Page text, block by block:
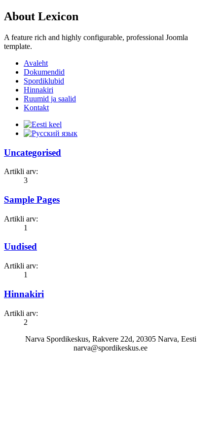
About Lexicon
A feature rich and highly configurable, professional Joomla
template.
Avaleht
Dokumendid
Spordiklubid
Hinnakiri
Ruumid ja saalid
Kontakt
Uncategorised
Artikli arv:
3
Sample Pages
Artikli arv:
1
Uudised
Artikli arv:
1
Hinnakiri
Artikli arv:
2
Narva Spordikeskus, Rakvere 22d, 20305 Narva, Eesti
narva@spordikeskus.ee